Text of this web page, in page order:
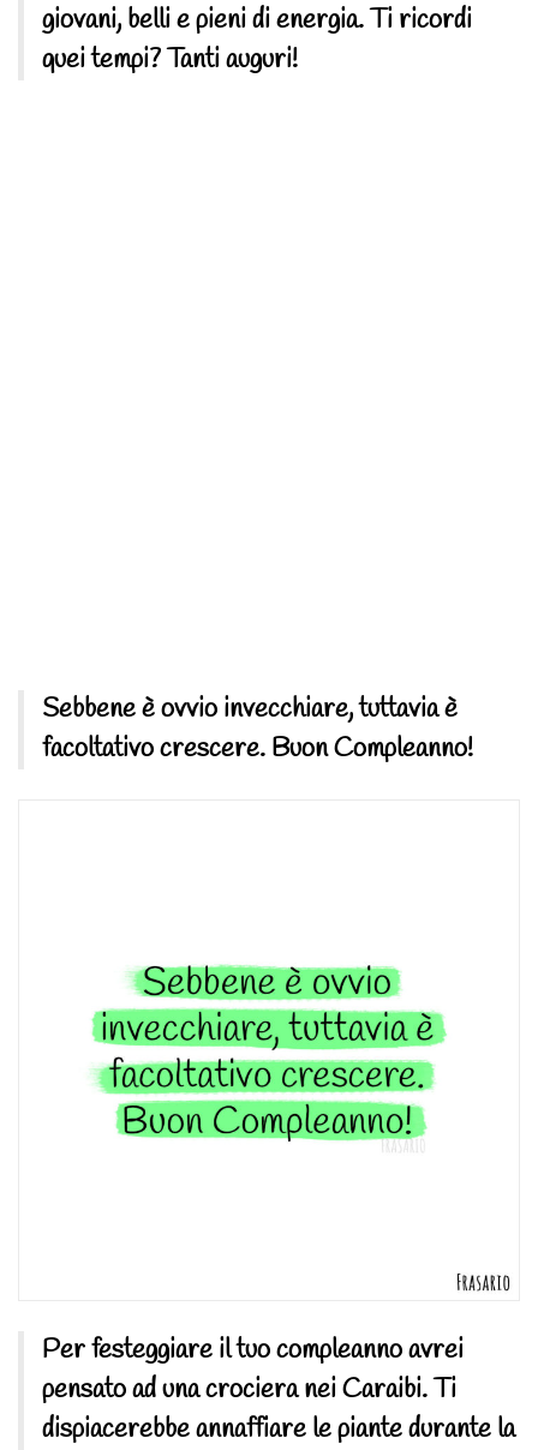
giovani, belli e pieni di energia. Ti ricordi
quei tempi? Tanti auguri!
Sebbene è ovvio invecchiare, tuttavia è
facoltativo crescere. Buon Compleanno!
Per festeggiare il tuo compleanno avrei
pensato ad una crociera nei Caraibi. Ti
dispiacerebbe annaffiare le piante durante la